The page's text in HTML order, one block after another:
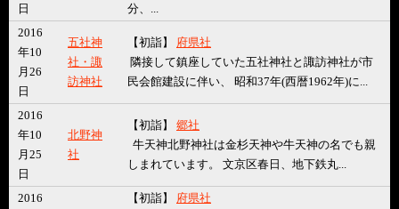
日
分、...
2016
年10
月26
日
五社神
社・諏
訪神社
【初詣】 府県社
隣接して鎮座していた五社神社と諏訪神社が市
民会館建設に伴い、 昭和37年(西暦1962年)に...
2016
年10
月25
日
北野神
社
【初詣】 郷社
牛天神北野神社は金杉天神や牛天神の名でも親
しまれています。 文京区春日、地下鉄丸...
2016
【初詣】 府県社